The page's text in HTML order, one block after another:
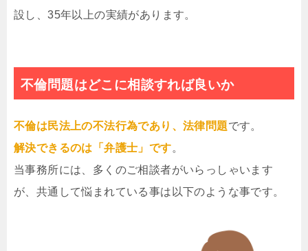
設し、35年以上の実績があります。
不倫問題はどこに相談すれば良いか
不倫は民法上の不法行為であり、法律問題です。
解決できるのは「弁護士」です。
当事務所には、多くのご相談者がいらっしゃいます
が、共通して悩まれている事は以下のような事です。